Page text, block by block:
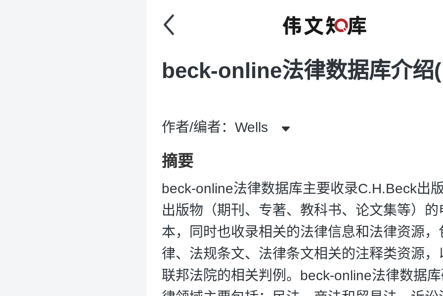
beck-online法律数据库介绍
作者/编者：Wells
摘要
beck-online法律数据库主要收录C.H.Beck出
出版物（期刊、专著、教科书、论文集等）的
本，同时也收录相关的法律信息和法律资源，
律、法规条文、法律条文相关的注释类资源，
联邦法院的相关判例。beck-online法律数据